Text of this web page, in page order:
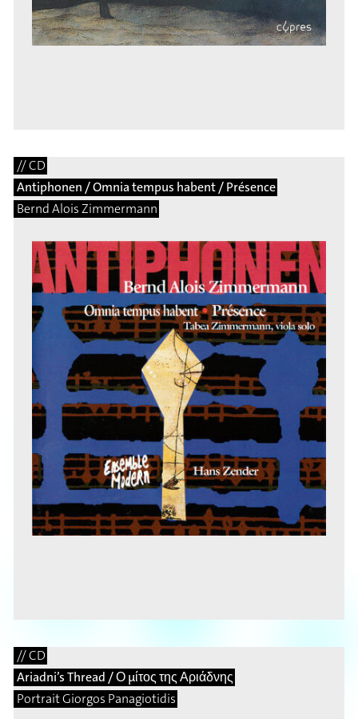
// CD
Antiphonen / Omnia tempus habent / Présence
Bernd Alois Zimmermann
// CD
Ariadni’s Thread / Ο μίτος της Αριάδνης
Portrait Giorgos Panagiotidis